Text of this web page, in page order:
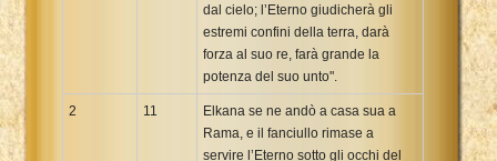
dal cielo; l’Eterno giudicherà gli
estremi confini della terra, darà
forza al suo re, farà grande la
potenza del suo unto".
2 11
Elkana se ne andò a casa sua a
Rama, e il fanciullo rimase a
servire l’Eterno sotto gli occhi del